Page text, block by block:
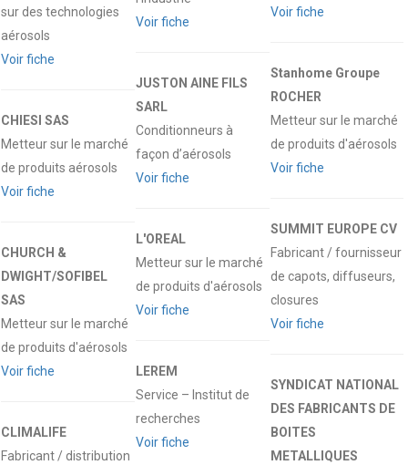
sur des technologies
aérosols
Voir fiche
CHIESI SAS
Metteur sur le marché
de produits aérosols
Voir fiche
CHURCH &
DWIGHT/SOFIBEL
SAS
Metteur sur le marché
de produits d'aérosols
Voir fiche
CLIMALIFE
Fabricant / distribution
Voir fiche
JUSTON AINE FILS
SARL
Conditionneurs à
façon d’aérosols
Voir fiche
L'OREAL
Metteur sur le marché
de produits d'aérosols
Voir fiche
LEREM
Service – Institut de
recherches
Voir fiche
Voir fiche
Stanhome Groupe
ROCHER
Metteur sur le marché
de produits d'aérosols
Voir fiche
SUMMIT EUROPE CV
Fabricant / fournisseur
de capots, diffuseurs,
closures
Voir fiche
SYNDICAT NATIONAL
DES FABRICANTS DE
BOITES
METALLIQUES